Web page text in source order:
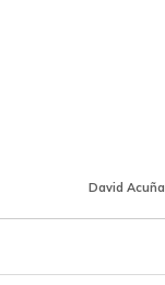
David Acuña